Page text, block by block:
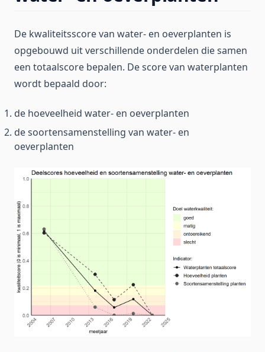
De kwaliteitsscore van water- en oeverplanten is
opgebouwd uit verschillende onderdelen die samen
een totaalscore bepalen. De score van waterplanten
wordt bepaald door:
de hoeveelheid water- en oeverplanten
de soortensamenstelling van water- en
oeverplanten